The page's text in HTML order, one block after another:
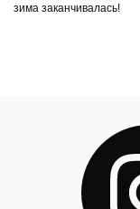
зима заканчивалась!